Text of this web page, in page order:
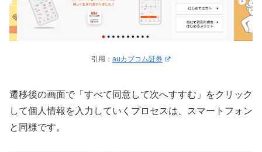
引用：auカブコム証券
遷移後の画面で「すべて同意して次へすすむ」をクリック
して個人情報を入力していくプロセスは、スマートフォン
と同様です。